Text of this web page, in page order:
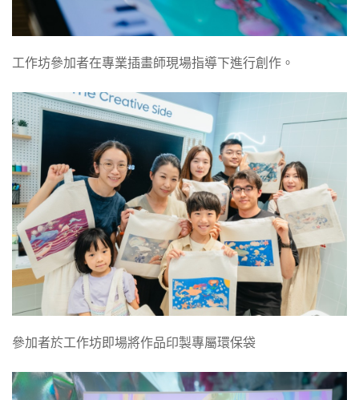
工作坊參加者在專業插畫師現場指導下進行創作。
參加者於工作坊即場將作品印製專屬環保袋